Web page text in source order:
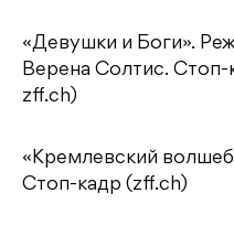
«Девушки и Боги».
Верена Солтис.
zff.ch)
«Кремлевский
Стоп-кадр (zff.ch)